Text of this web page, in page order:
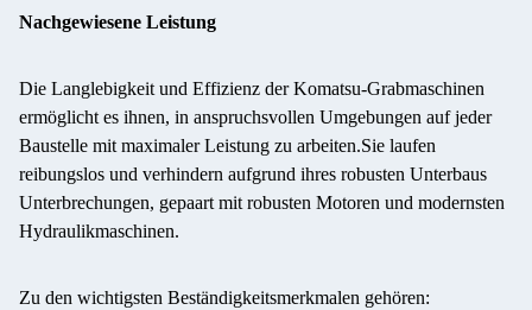
Nachgewiesene Leistung
Die Langlebigkeit und Effizienz der Komatsu-Grabmaschinen
ermöglicht es ihnen, in anspruchsvollen Umgebungen auf jeder
Baustelle mit maximaler Leistung zu arbeiten.Sie laufen
reibungslos und verhindern aufgrund ihres robusten Unterbaus
Unterbrechungen, gepaart mit robusten Motoren und modernsten
Hydraulikmaschinen.
Zu den wichtigsten Beständigkeitsmerkmalen gehören: